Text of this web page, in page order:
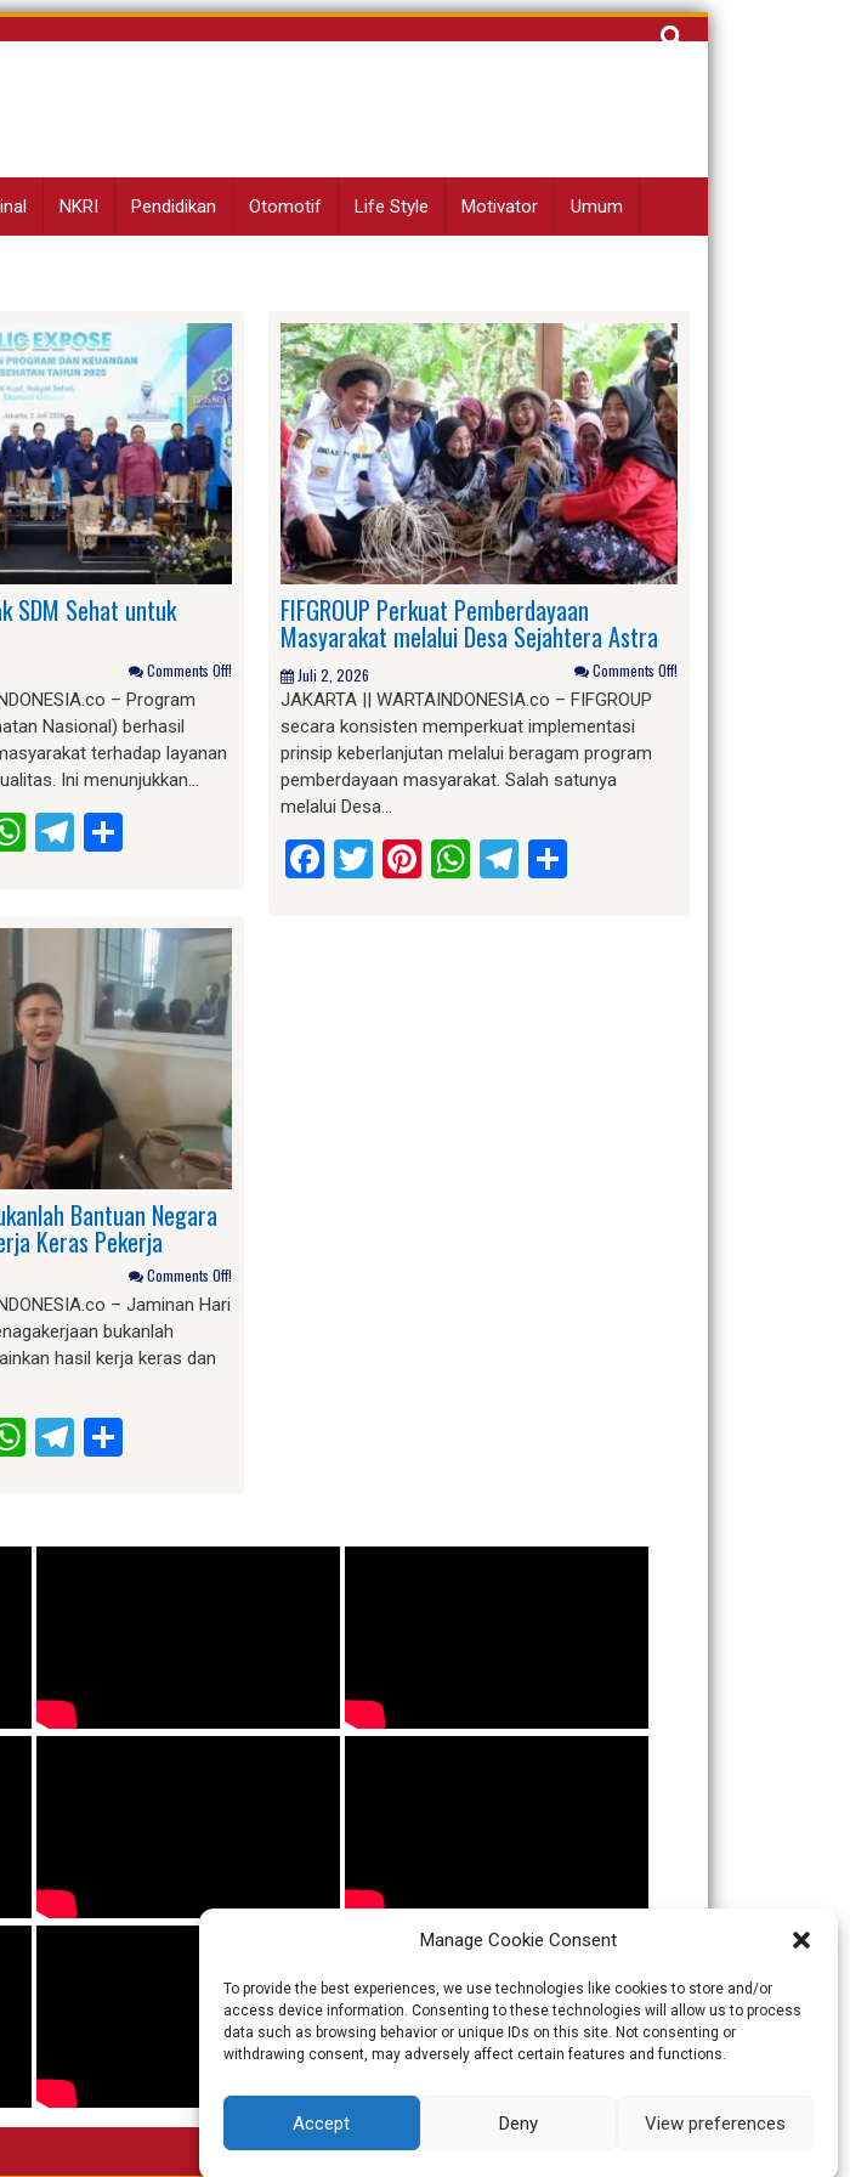
Manage Cookie Consent
To provide the best experiences, we use technologies like cookies to store and/or
access device information. Consenting to these technologies will allow us to process
data such as browsing behavior or unique IDs on this site. Not consenting or
withdrawing consent, may adversely affect certain features and functions.
Accept Deny View preferences
Cari
NKRI Pendidikan Otomotif Life Style Motivator Umum
SDM Sehat untuk
Comments Off!
– Program
Nasional) berhasil
terhadap layanan
Ini menunjukkan…
WhatsApp
Telegram
Share
Bantuan Negara
Keras Pekerja
Comments Off!
– Jaminan Hari
bukanlah
hasil kerja keras dan
WhatsApp
Telegram
Share
FIFGROUP Perkuat Pemberdayaan
Masyarakat melalui Desa Sejahtera Astra
Juli 2, 2026 Comments Off!
JAKARTA || WARTAINDONESIA.co – FIFGROUP
secara konsisten memperkuat implementasi
prinsip keberlanjutan melalui beragam program
pemberdayaan masyarakat. Salah satunya
melalui Desa…
Facebook
Twitter
Pinterest
WhatsApp
Telegram